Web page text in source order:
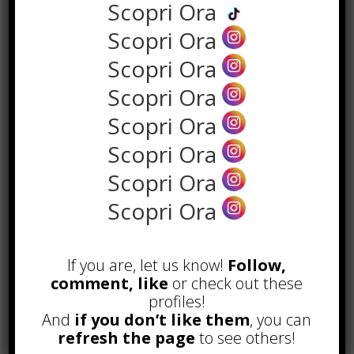
anche perlimitare i rischi,
gli
incidenti e gli infortuni inutili.
Sarebbe utile che i corsi di sicurezza
sul lavoro obbligatori non vengano
organizzati solo da parte degli Enti e
dalle organizzazioni, ma che siano i
datori di lavoro stessi, soprattutto
quelli delle aziende, a renderli
preoccuparsi di offrirli ai propri
lavoratori, soprattutto in quei
settori ad alto rischio infortunio.
F
ac
e
W
h
at
X T
el
e
Li
n
k
S
n
a
G
m
ai
E
m
C
o
C
o
Scopri Ora
Scopri Ora
Scopri Ora
Scopri Ora
Scopri Ora
Scopri Ora
Scopri Ora
Scopri Ora
If you are, let us know! Follow,
comment, like or check out these
profiles!
And if you don’t like them, you can
refresh the page to see others!